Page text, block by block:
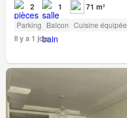
2 1 71 m²
Parking Balcon Cuisine équipée
Il y a 1 jour